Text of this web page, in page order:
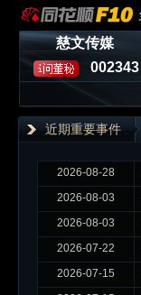
慈文传媒
002343
近期重要事件
2026-08-28
2026-08-03
2026-08-03
2026-07-22
2026-07-15